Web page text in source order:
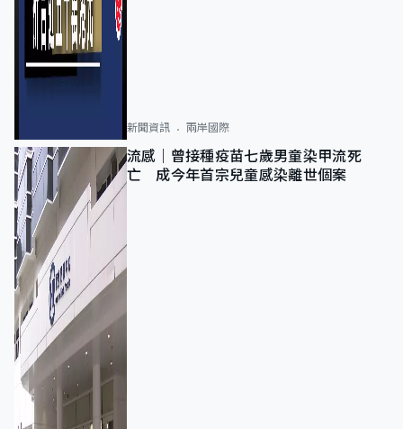
新聞資訊 兩岸國際
流感｜曾接種疫苗七歲男童染甲流死
亡 成今年首宗兒童感染離世個案